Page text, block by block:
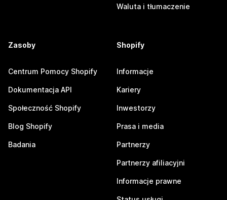
Waluta i tłumaczenie
Zasoby
Centrum Pomocy Shopify
Dokumentacja API
Społeczność Shopify
Blog Shopify
Badania
Shopify
Informacje
Kariery
Inwestorzy
Prasa i media
Partnerzy
Partnerzy afiliacyjni
Informacje prawne